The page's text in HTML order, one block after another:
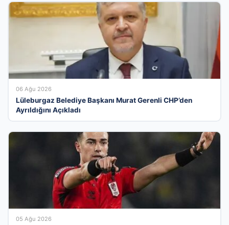
06 Ağu 2026
Lüleburgaz Belediye Başkanı Murat Gerenli CHP’den
Ayrıldığını Açıkladı
05 Ağu 2026